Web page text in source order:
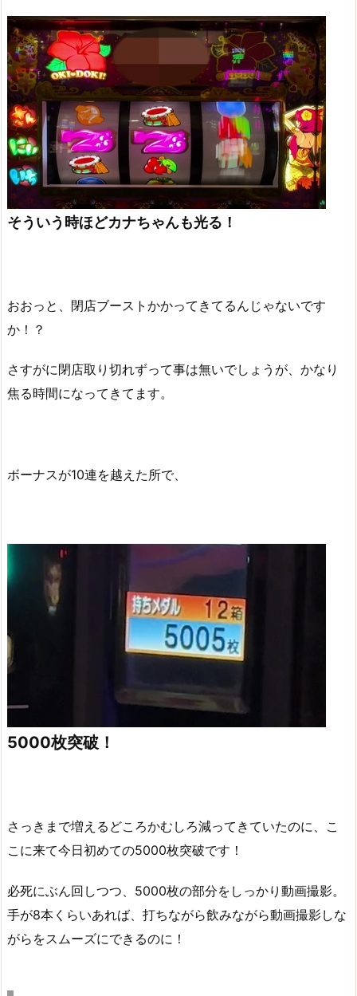
そういう時ほどカナちゃんも光る！
おおっと、閉店ブーストかかってきてるんじゃないです
か！？
さすがに閉店取り切れずって事は無いでしょうが、かなり
焦る時間になってきてます。
ボーナスが10連を越えた所で、
5000枚突破！
さっきまで増えるどころかむしろ減ってきていたのに、こ
こに来て今日初めての5000枚突破です！
必死にぶん回しつつ、5000枚の部分をしっかり動画撮影。
手が8本くらいあれば、打ちながら飲みながら動画撮影しな
がらをスムーズにできるのに！